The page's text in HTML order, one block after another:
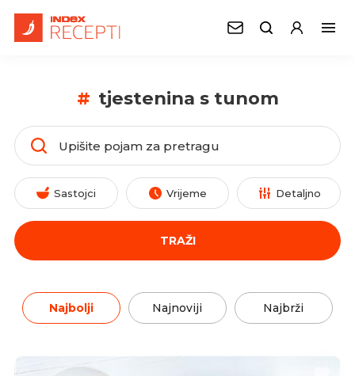
# tjestenina s tunom
Sastojci Vrijeme Detaljno
TRAŽI
Najbolji Najnoviji Najbrži